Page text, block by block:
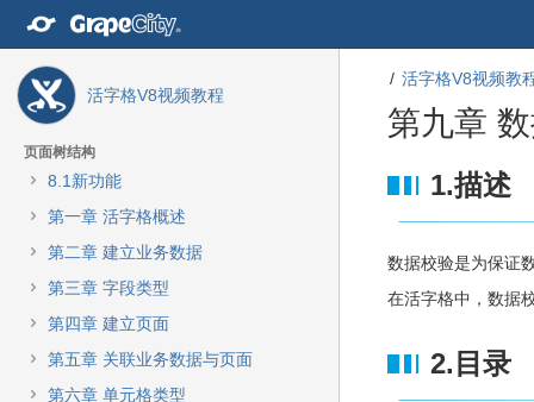
活字格V8视频教程
页面树结构
8.1新功能
第一章 活字格概述
第二章 建立业务数据
第三章 字段类型
第四章 建立页面
第五章 关联业务数据与页面
第六章 单元格类型
活字格V8视频教
第九章
转
元
据
结
转
元
据
起
1.描述
数据校验是为保证
在活字格中，数据
2.目录